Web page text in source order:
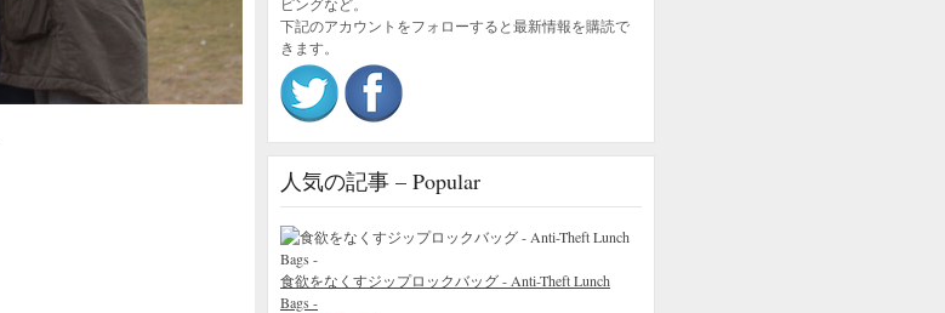
下記のアカウントをフォローすると最新情報を購読で
きます。
人気の記事 – Popular
食欲をなくすジップロックバッグ - Anti-Theft Lunch
Bags -